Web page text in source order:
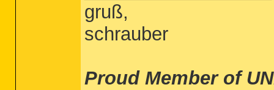
gruß,
schrauber
Proud Member of